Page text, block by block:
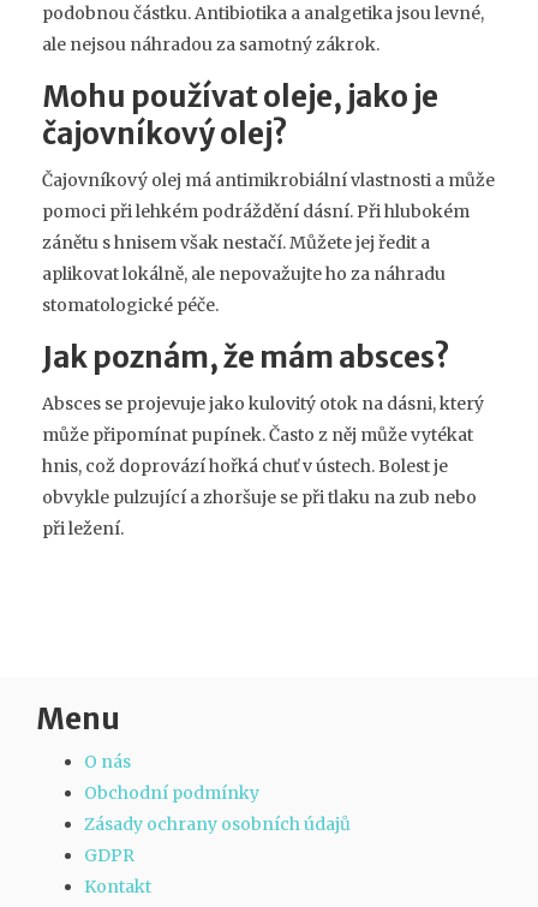
podobnou částku. Antibiotika a analgetika jsou levné,
ale nejsou náhradou za samotný zákrok.
Mohu používat oleje, jako je
čajovníkový olej?
Čajovníkový olej má antimikrobiální vlastnosti a může
pomoci při lehkém podráždění dásní. Při hlubokém
zánětu s hnisem však nestačí. Můžete jej ředit a
aplikovat lokálně, ale nepovažujte ho za náhradu
stomatologické péče.
Jak poznám, že mám absces?
Absces se projevuje jako kulovitý otok na dásni, který
může připomínat pupínek. Často z něj může vytékat
hnis, což doprovází hořká chuť v ústech. Bolest je
obvykle pulzující a zhoršuje se při tlaku na zub nebo
při ležení.
Menu
O nás
Obchodní podmínky
Zásady ochrany osobních údajů
GDPR
Kontakt